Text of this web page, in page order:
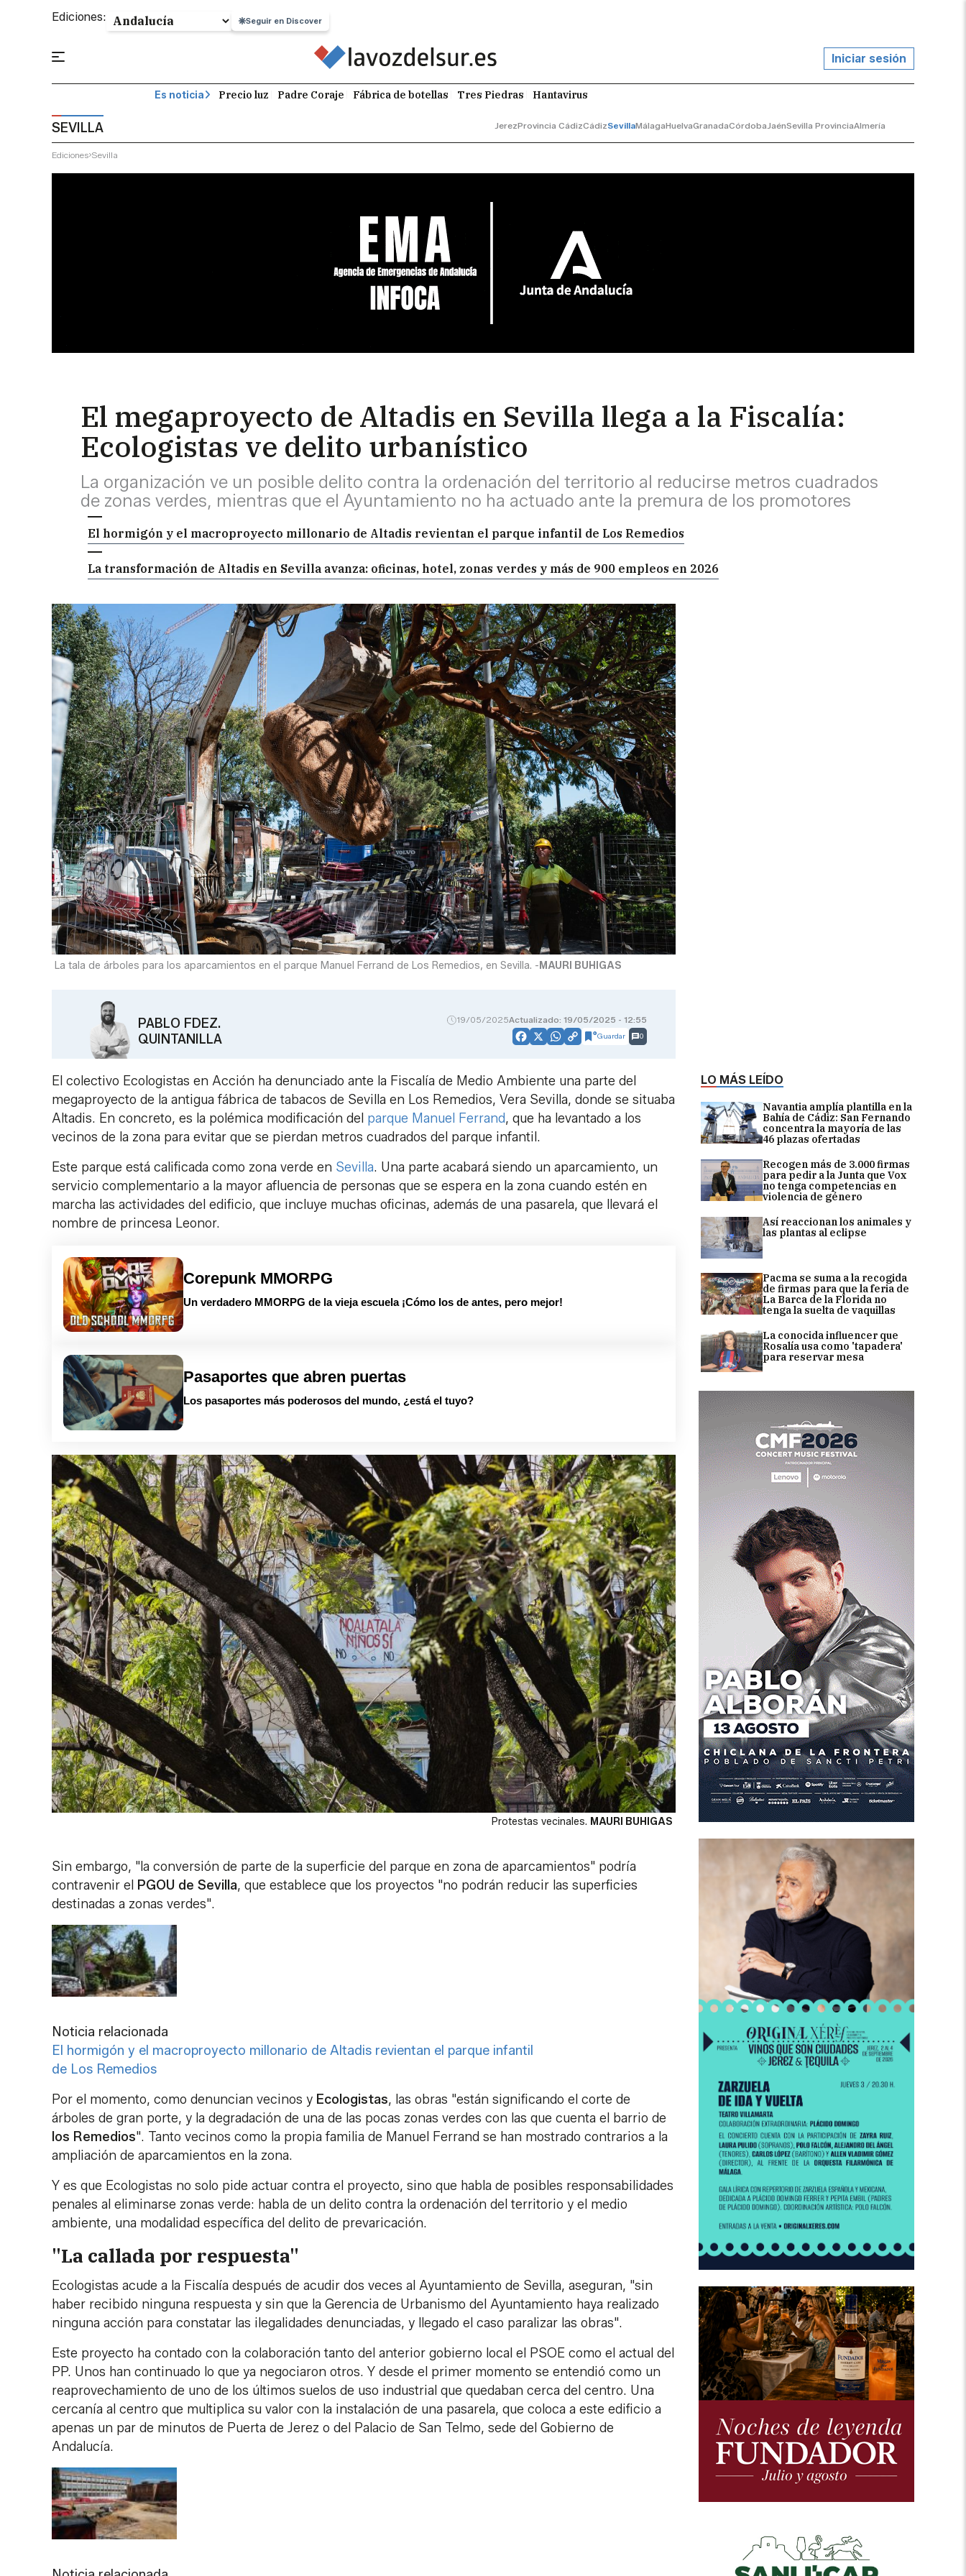
Ediciones: Seguir en Discover
Iniciar sesión
Es noticia Precio luz Padre Coraje Fábrica de botellas Tres Piedras Hantavirus
SEVILLA JerezProvincia CádizCádizSevillaMálagaHuelvaGranadaCórdobaJaénSevilla ProvinciaAlmería
Ediciones Sevilla
El megaproyecto de Altadis en Sevilla llega a la Fiscalía:
Ecologistas ve delito urbanístico
La organización ve un posible delito contra la ordenación del territorio al reducirse metros cuadrados
de zonas verdes, mientras que el Ayuntamiento no ha actuado ante la premura de los promotores
El hormigón y el macroproyecto millonario de Altadis revientan el parque infantil de Los Remedios
La transformación de Altadis en Sevilla avanza: oficinas, hotel, zonas verdes y más de 900 empleos en 2026
LO MÁS LEÍDO
Navantia amplía plantilla en la
Bahía de Cádiz: San Fernando
concentra la mayoría de las
46 plazas ofertadas
Recogen más de 3.000 firmas
para pedir a la Junta que Vox
no tenga competencias en
violencia de género
Así reaccionan los animales y
las plantas al eclipse
Pacma se suma a la recogida
de firmas para que la feria de
La Barca de la Florida no
tenga la suelta de vaquillas
La conocida influencer que
Rosalía usa como 'tapadera'
para reservar mesa
La tala de árboles para los aparcamientos en el parque Manuel Ferrand de Los Remedios, en Sevilla. - MAURI BUHIGAS
PABLO FDEZ.
QUINTANILLA
19/05/2025Actualizado: 19/05/2025 - 12:55
Facebook
X WhatsApp
CopyGuardar 0
El colectivo Ecologistas en Acción ha denunciado ante la Fiscalía de Medio Ambiente una parte del
megaproyecto de la antigua fábrica de tabacos de Sevilla en Los Remedios, Vera Sevilla, donde se situaba
Altadis. En concreto, es la polémica modificación del parque Manuel Ferrand, que ha levantado a los
vecinos de la zona para evitar que se pierdan metros cuadrados del parque infantil.
Este parque está calificada como zona verde en Sevilla. Una parte acabará siendo un aparcamiento, un
servicio complementario a la mayor afluencia de personas que se espera en la zona cuando estén en
marcha las actividades del edificio, que incluye muchas oficinas, además de una pasarela, que llevará el
nombre de princesa Leonor.
Corepunk MMORPG
Un verdadero MMORPG de la vieja escuela ¡Cómo los de antes, pero mejor!
Pasaportes que abren puertas
Los pasaportes más poderosos del mundo, ¿está el tuyo?
Protestas vecinales. MAURI BUHIGAS
Sin embargo, "la conversión de parte de la superficie del parque en zona de aparcamientos" podría
contravenir el PGOU de Sevilla, que establece que los proyectos "no podrán reducir las superficies
destinadas a zonas verdes".
Noticia relacionada
El hormigón y el macroproyecto millonario de Altadis revientan el parque infantil
de Los Remedios
Por el momento, como denuncian vecinos y Ecologistas, las obras "están significando el corte de
árboles de gran porte, y la degradación de una de las pocas zonas verdes con las que cuenta el barrio de
los Remedios". Tanto vecinos como la propia familia de Manuel Ferrand se han mostrado contrarios a la
ampliación de aparcamientos en la zona.
Y es que Ecologistas no solo pide actuar contra el proyecto, sino que habla de posibles responsabilidades
penales al eliminarse zonas verde: habla de un delito contra la ordenación del territorio y el medio
ambiente, una modalidad específica del delito de prevaricación.
"La callada por respuesta"
Ecologistas acude a la Fiscalía después de acudir dos veces al Ayuntamiento de Sevilla, aseguran, "sin
haber recibido ninguna respuesta y sin que la Gerencia de Urbanismo del Ayuntamiento haya realizado
ninguna acción para constatar las ilegalidades denunciadas, y llegado el caso paralizar las obras".
Este proyecto ha contado con la colaboración tanto del anterior gobierno local el PSOE como el actual del
PP. Unos han continuado lo que ya negociaron otros. Y desde el primer momento se entendió como un
reaprovechamiento de uno de los últimos suelos de uso industrial que quedaban cerca del centro. Una
cercanía al centro que multiplica su valor con la instalación de una pasarela, que coloca a este edificio a
apenas un par de minutos de Puerta de Jerez o del Palacio de San Telmo, sede del Gobierno de
Andalucía.